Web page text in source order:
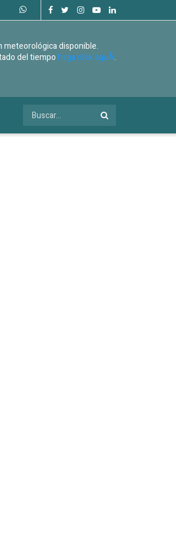
meteorológica disponible.
del tiempohaga click aquÃ­.